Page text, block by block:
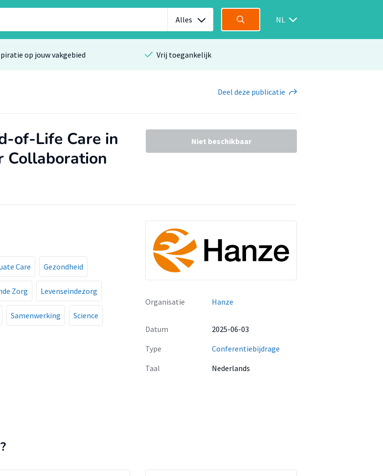
Alles NL
op jouw vakgebied Vrij toegankelijk
Deel deze publicatie
of-Life Care in
Collaboration
Niet beschikbaar
Care Gezondheid
Zorg Levenseindezorg
Samenwerking Science
Organisatie Hanze
Datum
2025-06-03
Type
Conferentiebijdrage
Taal
Nederlands